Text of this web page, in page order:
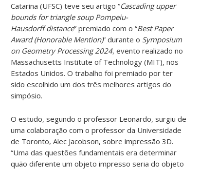
Catarina (UFSC) teve seu artigo “Cascading upper
bounds for triangle soup Pompeiu-
Hausdorff distance” premiado com o “Best Paper
Award (Honorable Mention)” durante o Symposium
on Geometry Processing 2024, evento realizado no
Massachusetts Institute of Technology (MIT), nos
Estados Unidos. O trabalho foi premiado por ter
sido escolhido um dos três melhores artigos do
simpósio.
O estudo, segundo o professor Leonardo, surgiu de
uma colaboração com o professor da Universidade
de Toronto, Alec Jacobson, sobre impressão 3D.
“Uma das questões fundamentais era determinar
quão diferente um objeto impresso seria do objeto